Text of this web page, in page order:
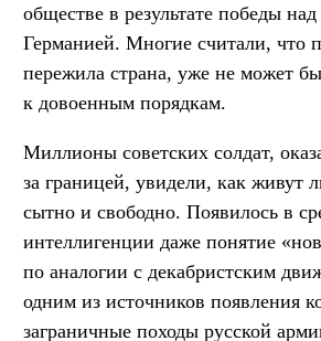
обществе в результате победы над
Германией. Многие считали, что
пережила страна, уже не может
к довоенным порядкам.
Миллионы советских солдат,
за границей, увидели, как
сытно и свободно. Появилось в
интеллигенции даже понятие
по аналогии с декабристским
одним из источников появления
заграничные походы русской